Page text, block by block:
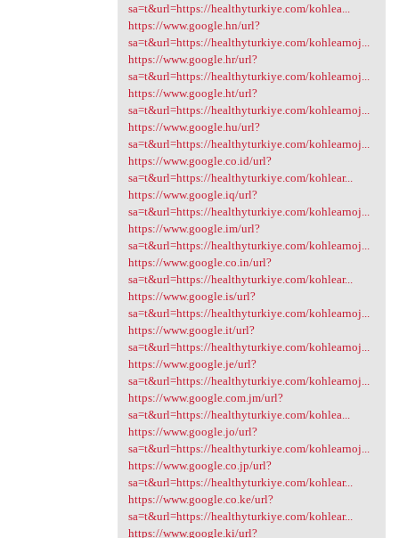
sa=t&url=https://healthyturkiye.com/kohlea...
https://www.google.hn/url?
sa=t&url=https://healthyturkiye.com/kohlearnoj...
https://www.google.hr/url?
sa=t&url=https://healthyturkiye.com/kohlearnoj...
https://www.google.ht/url?
sa=t&url=https://healthyturkiye.com/kohlearnoj...
https://www.google.hu/url?
sa=t&url=https://healthyturkiye.com/kohlearnoj...
https://www.google.co.id/url?
sa=t&url=https://healthyturkiye.com/kohlear...
https://www.google.iq/url?
sa=t&url=https://healthyturkiye.com/kohlearnoj...
https://www.google.im/url?
sa=t&url=https://healthyturkiye.com/kohlearnoj...
https://www.google.co.in/url?
sa=t&url=https://healthyturkiye.com/kohlear...
https://www.google.is/url?
sa=t&url=https://healthyturkiye.com/kohlearnoj...
https://www.google.it/url?
sa=t&url=https://healthyturkiye.com/kohlearnoj...
https://www.google.je/url?
sa=t&url=https://healthyturkiye.com/kohlearnoj...
https://www.google.com.jm/url?
sa=t&url=https://healthyturkiye.com/kohlea...
https://www.google.jo/url?
sa=t&url=https://healthyturkiye.com/kohlearnoj...
https://www.google.co.jp/url?
sa=t&url=https://healthyturkiye.com/kohlear...
https://www.google.co.ke/url?
sa=t&url=https://healthyturkiye.com/kohlear...
https://www.google.ki/url?